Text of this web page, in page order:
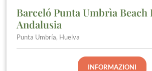
Barceló Punta Umbrìa Beach
Andalusia
Punta Umbría, Huelva
INFORMAZIONI